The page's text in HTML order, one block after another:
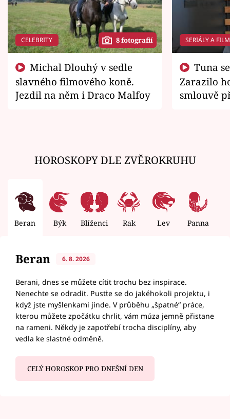
CELEBRITY 8 fotografií
slavného filmového koně.
Jezdil na něm i Draco Malfoy
SERIÁLY A
Zarazilo
smlouvě
HOROSKOPY DLE ZVĚROKRUHU
Beran Býk Blíženci Rak Lev Panna
Beran 6. 8. 2026
Berani, dnes se můžete cítit trochu bez inspirace.
Nenechte se odradit. Pusťte se do jakéhokoli projektu, i
když jste myšlenkami jinde. V průběhu „špatné“ práce,
kterou můžete zpočátku chrlit, vám múza jemně přistane
na rameni. Někdy je zapotřebí trocha disciplíny, aby
vedla ke slastné odměně.
CELÝ HOROSKOP PRO DNEŠNÍ DEN